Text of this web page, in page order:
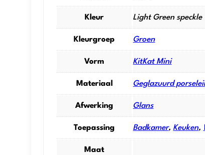
Kleur Light Green speckle
Kleurgroep Groen
Vorm KitKat Mini
Materiaal Geglazuurd
Afwerking Glans
Toepassing Badkamer, Keuken,
Maat